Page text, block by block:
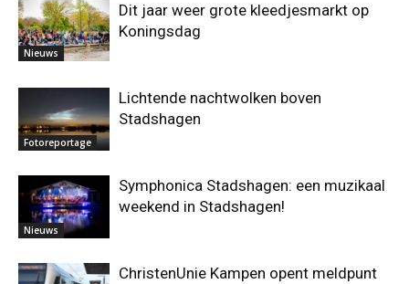
Nieuws
Dit jaar weer grote kleedjesmarkt op
Koningsdag
Fotoreportage
Lichtende nachtwolken boven
Stadshagen
Nieuws
Symphonica Stadshagen: een muzikaal
weekend in Stadshagen!
ChristenUnie Kampen opent meldpunt